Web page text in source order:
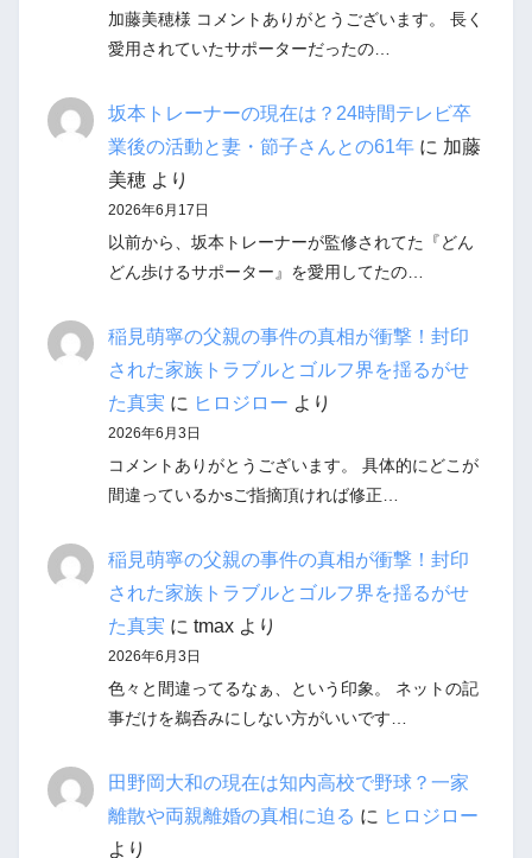
加藤美穂様 コメントありがとうございます。 長く
愛用されていたサポーターだったの…
坂本トレーナーの現在は？24時間テレビ卒
業後の活動と妻・節子さんとの61年に 加藤
美穂より
2026年6月17日
以前から、坂本トレーナーが監修されてた『どん
どん歩けるサポーター』を愛用してたの…
稲見萌寧の父親の事件の真相が衝撃！封印
された家族トラブルとゴルフ界を揺るがせ
た真実 に ヒロジロー より
2026年6月3日
コメントありがとうございます。 具体的にどこが
間違っているかsご指摘頂ければ修正…
稲見萌寧の父親の事件の真相が衝撃！封印
された家族トラブルとゴルフ界を揺るがせ
た真実 に tmaxより
2026年6月3日
色々と間違ってるなぁ、という印象。 ネットの記
事だけを鵜呑みにしない方がいいです…
田野岡大和の現在は知内高校で野球？一家
離散や両親離婚の真相に迫る に ヒロジロー
より